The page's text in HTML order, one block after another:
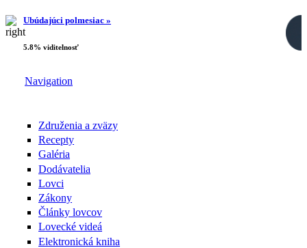
Ubúdajúci polmesiac »
5.8% viditelnosť
Navigation
Združenia a zväzy
Recepty
Galéria
Dodávatelia
Lovci
Zákony
Články lovcov
Lovecké videá
Elektronická kniha